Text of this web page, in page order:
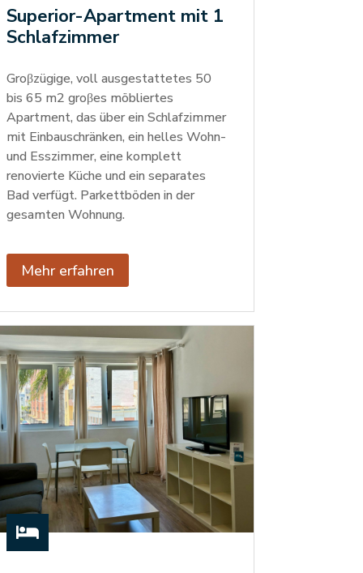
Superior-Apartment mit 1
Schlafzimmer
Groβzügige, voll ausgestattetes 50
bis 65 m2 groβes möbliertes
Apartment, das über ein Schlafzimmer
mit Einbauschränken, ein helles Wohn-
und Esszimmer, eine komplett
renovierte Küche und ein separates
Bad verfügt. Parkettböden in der
gesamten Wohnung.
Mehr erfahren
